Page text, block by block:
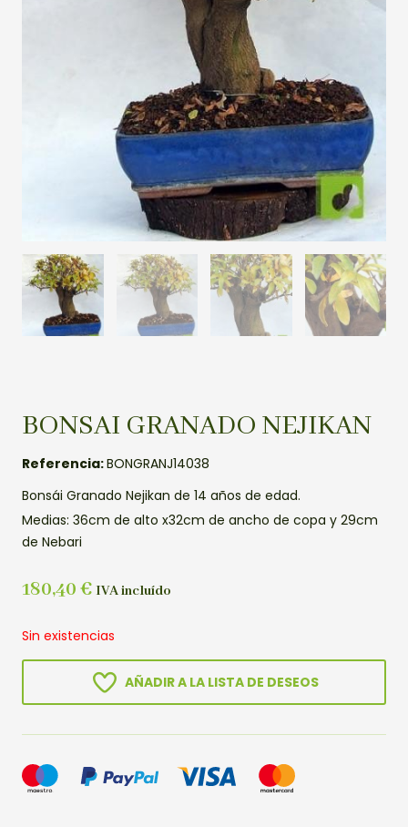
BONSAI GRANADO NEJIKAN
Referencia:BONGRANJ14038
Bonsái Granado Nejikan de 14 años de edad.
Medias: 36cm de alto x32cm de ancho de copa y 29cm
de Nebari
180,40 € IVA incluído
Sin existencias
AÑADIR A LA LISTA DE DESEOS